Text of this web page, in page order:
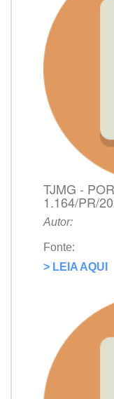
TJMG -
1.164/PR/
Autor:
Fonte:
> LEIA AQUI